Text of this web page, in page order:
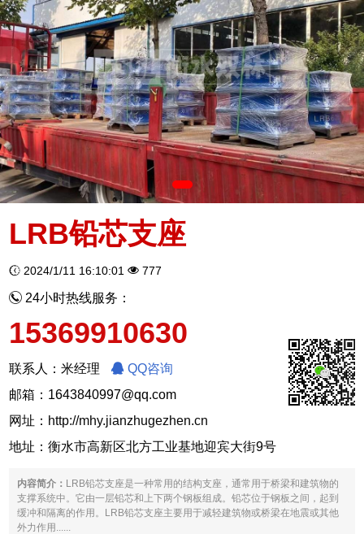
LRB铅芯支座
2024/1/11 16:10:01 777
24小时热线服务：
15369910630
联系人：米经理
QQ咨询
邮箱：1643840997@qq.com
网址： http://mhy.jianzhugezhen.cn
地址：衡水市高新区北方工业基地迎宾大街9号
内容简介： LRB铅芯支座是一种常用的结构支座，通常用于桥梁和建筑物的
支撑系统中。它由一层铅芯和上下两个钢板组成。铅芯位于钢板之间，起到
缓冲和隔离的作用。LRB铅芯支座主要用于减轻建筑物或桥梁在地震或其他
外力作用......